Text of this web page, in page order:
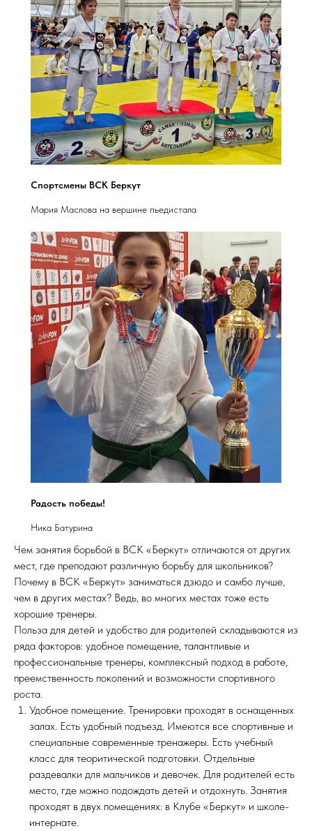
Спортсмены ВСК Беркут
Мария Маслова на вершине пьедистала
Радость победы!
Ника Батурина
Чем занятия борьбой в ВСК «Беркут» отличаются от других
мест, где преподают различную борьбу для школьников?
Почему в ВСК «Беркут» заниматься дзюдо и самбо лучше,
чем в других местах? Ведь, во многих местах тоже есть
хорошие тренеры.
Польза для детей и удобство для родителей складываются из
ряда факторов: удобное помещение, талантливые и
профессиональные тренеры, комплексный подход в работе,
преемственность поколений и возможности спортивного
роста.
Удобное помещение. Тренировки проходят в оснащенных
залах. Есть удобный подъезд. Имеются все спортивные и
специальные современные тренажеры. Есть учебный
класс для теоритической подготовки. Отдельные
раздевалки для мальчиков и девочек. Для родителей есть
место, где можно подождать детей и отдохнуть. Занятия
проходят в двух помещениях: в Клубе «Беркут» и школе-
интернате.